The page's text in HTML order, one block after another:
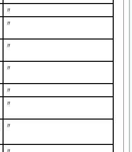
〃
〃
〃
〃
〃
〃
〃